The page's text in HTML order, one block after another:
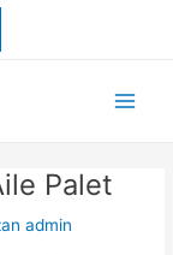
Palet
admin